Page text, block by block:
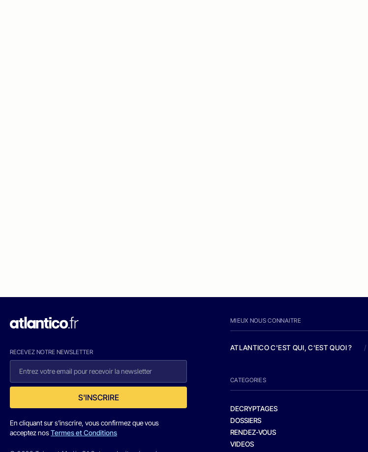
RECEVEZ NOTRE NEWSLETTER
S'INSCRIRE
En cliquant sur s'inscrire, vous confirmez que vous
acceptez nosTermes et Conditions
MIEUX NOUS CONNAITRE
ATLANTICO C'EST QUI, C'EST QUOI ? /
CATEGORIES
DECRYPTAGES
DOSSIERS
RENDEZ-VOUS
VIDEOS